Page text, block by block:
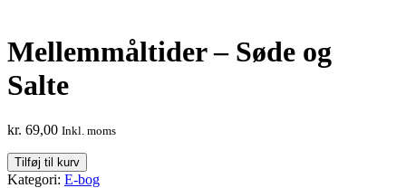
Mellemmåltider – Søde og
Salte
kr. 69,00 Inkl. moms
Mellemmåltider
-
Tilføj til kurv
Kategori: E-bog